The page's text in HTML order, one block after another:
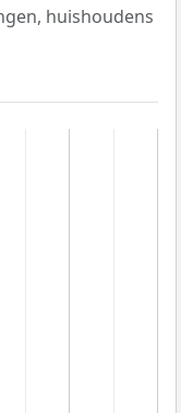
huishoudens